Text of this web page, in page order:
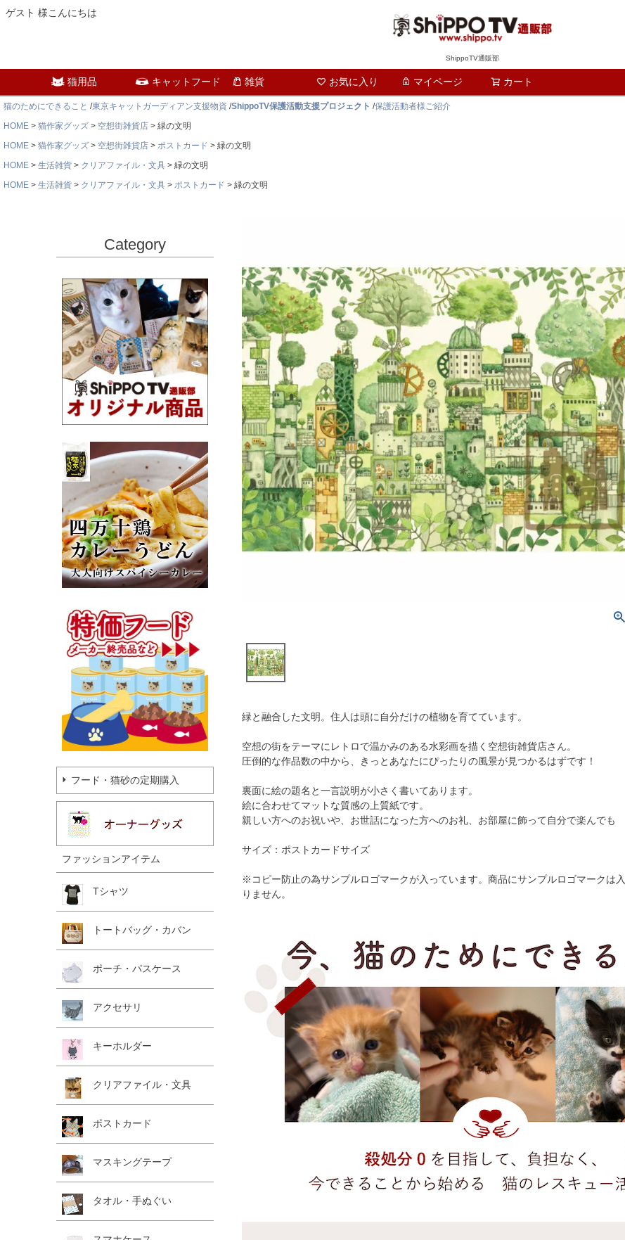
ゲスト 様こんにちは
ShippoTV通販部
猫用品 キャットフード 雑貨 お気に入り マイページ カート検索
猫のためにできること /東京キャットガーディアン支援物資 /ShippoTV保護活動支援プロジェクト /保護活動者様ご紹介
HOME
猫作家グッズ 空想街雑貨店
緑の文明
HOME
猫作家グッズ 空想街雑貨店 ポストカード
緑の文明
HOME
生活雑貨 クリアファイル・文具
緑の文明
HOME
生活雑貨 クリアファイル・文具 ポストカード 緑の文明
Category
フード・猫砂の定期購入
ファッションアイテム
Tシャツ
トートバッグ・カバン
ポーチ・パスケース
アクセサリ
キーホルダー
クリアファイル・文具
ポストカード
マスキングテープ
タオル・手ぬぐい
緑と融合した文明。住人は頭に自分だけの植物を育てています。
空想の街をテーマにレトロで温かみのある水彩画を描く空想街雑貨店さん。
圧倒的な作品数の中から、きっとあなたにぴったりの風景が見つかるはずです！
裏面に絵の題名と一言説明が小さく書いてあります。
絵に合わせてマットな質感の上質紙です。
親しい方へのお祝いや、お世話になった方へのお礼、お部屋に飾って自分で楽んでも
サイズ：ポストカードサイズ
※コピー防止の為サンプルロゴマークが入っています。商品にサンプルロゴマークは入
りません。